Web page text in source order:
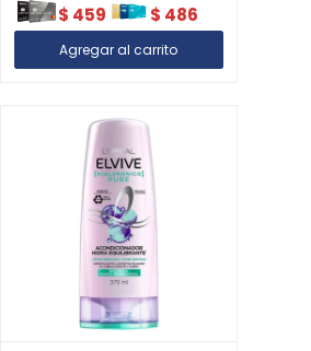
$ 459 $ 486